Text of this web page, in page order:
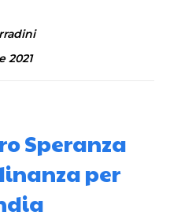
2021
Speranza
per